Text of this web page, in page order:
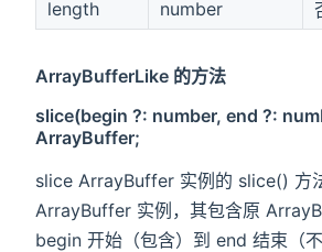
length number
ArrayBufferLike 的方法
slice(begin ?: number, end ?:
ArrayBuffer;
slice ArrayBuffer 实例的 slice() 方
ArrayBuffer 实例，其包含原
begin 开始（包含）到 end 结束（